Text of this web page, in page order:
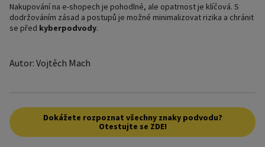
Nakupování na e-shopech je pohodlné, ale opatrnost je klíčová. S
dodržováním zásad a postupů je možné minimalizovat rizika a chránit
se před kyberpodvody.
Autor: Vojtěch Mach
Dokážete rozpoznat všechny znaky podvodu?
Otestujte se ZDE!